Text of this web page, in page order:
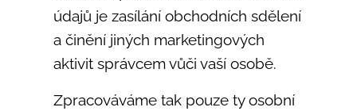
údajů je zasílání obchodních sdělení
a činění jiných marketingových
aktivit správcem vůči vaší osobě.
Zpracováváme tak pouze ty osobní